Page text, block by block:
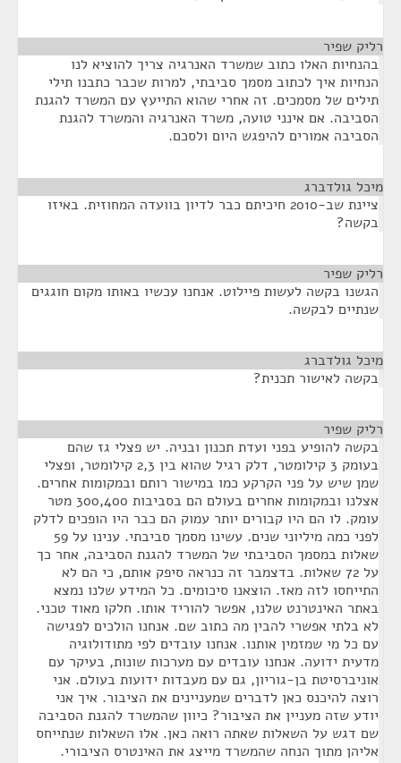
רליק שפיר
בהנחיות האלו כתוב שמשרד האנרגיה צריך להוציא לנו
הנחיות איך לכתוב מסמך סביבתי, למרות שכבר כתבנו תילי
תילים של מסמכים. זה אחרי שהוא התייעץ עם המשרד להגנת
הסביבה. אם אינני טועה, משרד האנרגיה והמשרד להגנת
הסביבה אמורים להיפגש היום ולסכם.
מיכל גולדברג
ציינת שב-2010 חיכיתם כבר לדיון בוועדה המחוזית. באיזו
בקשה?
רליק שפיר
הגשנו בקשה לעשות פיילוט. אנחנו עכשיו באותו מקום חוגגים
שנתיים לבקשה.
מיכל גולדברג
בקשה לאישור תכנית?
רליק שפיר
בקשה להופיע בפני ועדת תכנון ובניה. יש פצלי גז שהם
בעומק 3 קילומטר, דלק רגיל שהוא בין 2,3 קילומטר, ופצלי
שמן שיש על פני הקרקע כמו במישור רותם ובמקומות אחרים.
אצלנו ובמקומות אחרים בעולם הם בסביבות 300,400 מטר
עומק. לו הם היו קבורים יותר עמוק הם כבר היו הופכים לדלק
לפני כמה מיליוני שנים. עשינו מסמך סביבתי. ענינו על 59
שאלות במסמך הסביבתי של המשרד להגנת הסביבה, אחר כך
על 72 שאלות. בדצמבר זה כנראה סיפק אותם, כי הם לא
התייחסו לזה מאז. הוצאנו סיכומים. כל המידע שלנו נמצא
באתר האינטרנט שלנו, אפשר להוריד אותו. חלקו מאוד טכני.
לא בלתי אפשרי להבין מה כתוב שם. אנחנו הולכים לפגישה
עם כל מי שמזמין אותנו. אנחנו עובדים לפי מתודולוגיה
מדעית ידועה. אנחנו עובדים עם מערכות שונות, בעיקר עם
אוניברסיטת בן-גוריון, גם עם מעבדות ידועות בעולם. אני
רוצה להיכנס כאן לדברים שמעניינים את הציבור. איך אני
יודע שזה מעניין את הציבור? כיוון שהמשרד להגנת הסביבה
שם דגש על השאלות שאתה רואה כאן. אלו השאלות שנתייחס
אליהן מתוך הנחה שהמשרד מייצג את האינטרס הציבורי.